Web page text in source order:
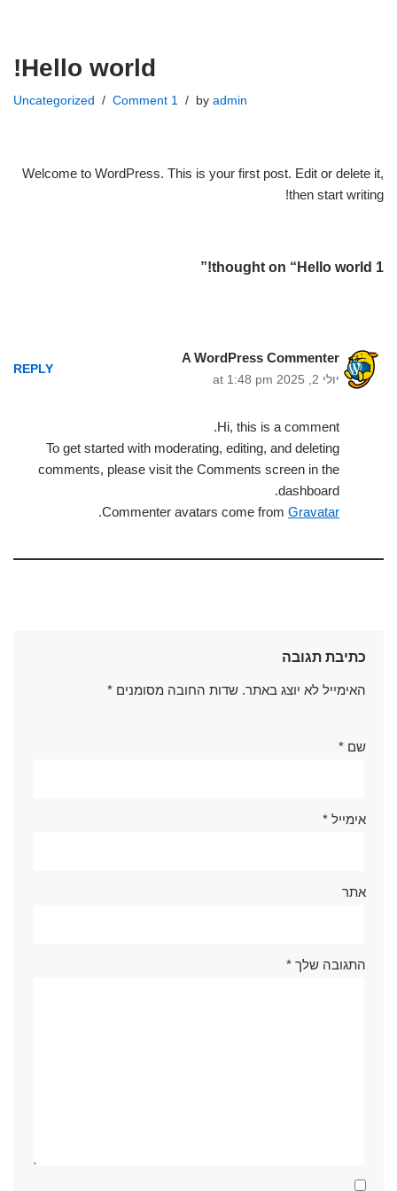
Hello world!
by admin
1 Comment
Uncategorized
Welcome to WordPress. This is your first post. Edit or delete it,
then start writing!
1 thought on “Hello world!”
A WordPress Commenter
יולי 2, 2025 at 1:48 pm
REPLY
Hi, this is a comment.
To get started with moderating, editing, and deleting
comments, please visit the Comments screen in the
dashboard.
Commenter avatars come from Gravatar
.
כתיבת תגובה
האימייל לא יוצג באתר. שדות החובה מסומנים *
שם *
אימייל *
אתר
התגובה שלך *